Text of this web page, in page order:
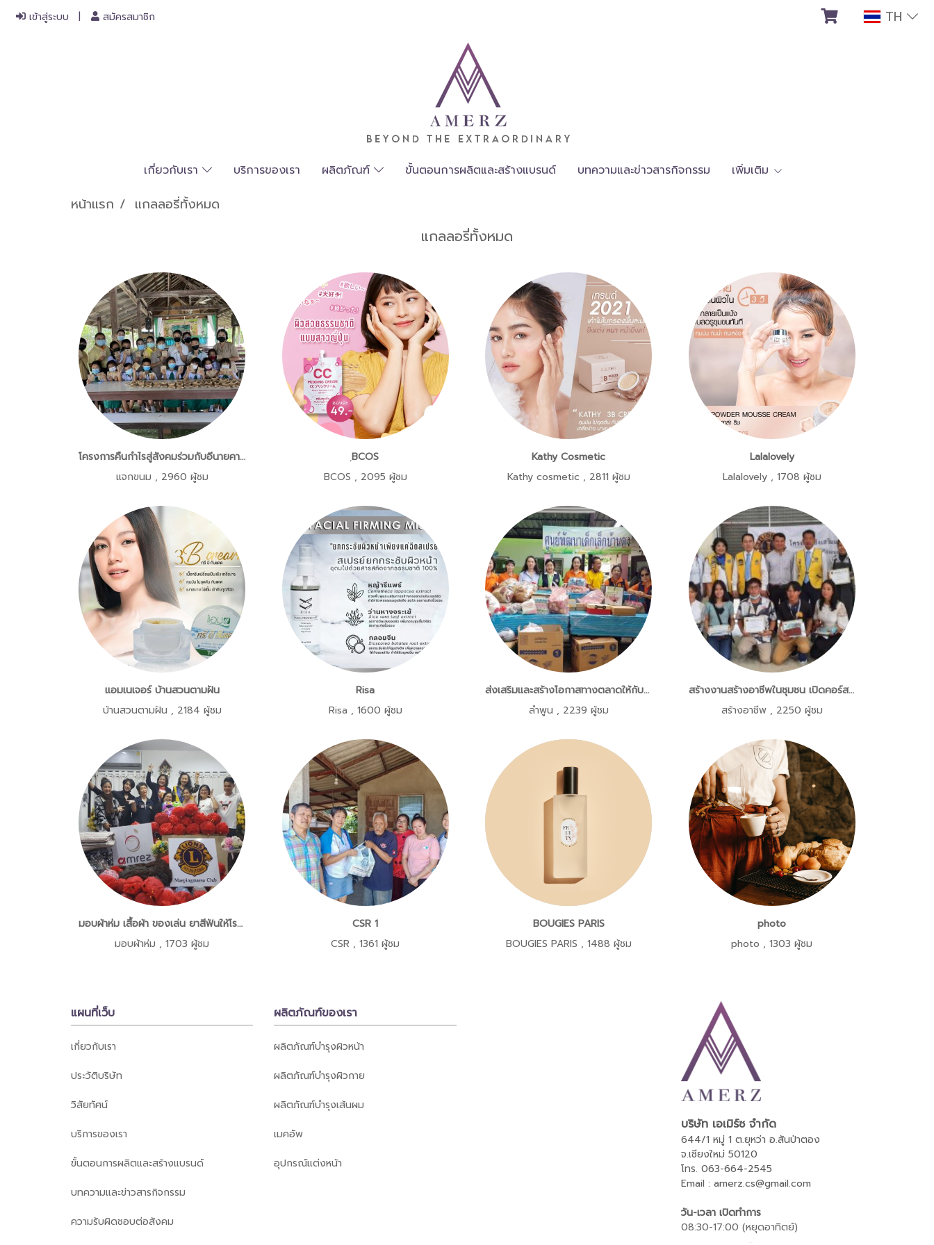
เข้าสู่ระบบ สมัครสมาชิก TH
เกี่ยวกับเรา บริการของเรา ผลิตภัณฑ์ ขั้นตอนการผลิตและสร้างแบรนด์ บทความและข่าวสารกิจกรรม เพิ่มเติม
หน้าแรก แกลลอรี่ทั้งหมด
แกลลอรี่ทั้งหมด
โครงการคืนกำไรสู่สังคมร่วมกับอีนายคาเฟ่แจกขนมกลางวันให้กับคุณครูและนักเรียนโรงเรียนสันป่าตองเทศบาลตำบลยุหว่า
แจกขนม , 2960 ผู้ชม
ฺBCOS
BCOS , 2095 ผู้ชม
Kathy Cosmetic
Kathy cosmetic , 2811 ผู้ชม
Lalalovely
Lalalovely, 1708 ผู้ชม
แอมเนเจอร์ บ้านสวนตามฝัน
บ้านสวนตามฝัน , 2184 ผู้ชม
Risa
Risa , 1600 ผู้ชม
ส่งเสริมและสร้างโอกาสทางตลาดให้กับกลุ่มทอผ้าบ้านห้วยหละ จ.ลำพูน
ลำพูน , 2239 ผู้ชม
สร้างงานสร้างอาชีพในชุมชน เปิดคอร์สสอนตัดผมฟรี และสนับสนุนอุปกรณ์ฟรีแก่ผู้ผ่านการอบรมเพื่อนำไปประกอบอาชีพ
สร้างอาชีพ, 2250 ผู้ชม
มอบผ้าห่ม เสื้อผ้า ของเล่น ยาสีฟันให้โรงเรียนห้วยปุลิง อ.อมก๋อย
มอบผ้าห่ม ,1703 ผู้ชม
CSR 1
CSR ,1361 ผู้ชม
BOUGIES PARIS
BOUGIES PARIS , 1488 ผู้ชม
photo
photo ,1303 ผู้ชม
แผนที่เว็บ
เกี่ยวกับเรา
ประวัติบริษัท
วิสัยทัศน์
บริการของเรา
ขั้นตอนการผลิตและสร้างแบรนด์
บทความและข่าวสารกิจกรรม
ความรับผิดชอบต่อสังคม
ผลิตภัณฑ์ของเรา
ผลิตภัณฑ์บำรุงผิวหน้า
ผลิตภัณฑ์บำรุงผิวกาย
ผลิตภัณฑ์บำรุงเส้นผม
เมคอัพ
อุปกรณ์แต่งหน้า
บริษัท เอเมิร์ซ จำกัด
644/1 หมู่ 1 ต.ยุหว่า อ.สันป่าตอง
จ.เชียงใหม่ 50120
โทร. 063-664-2545
Email : amerz.cs@gmail.com
วัน-เวลา เปิดทำการ
08:30-17:00 (หยุดอาทิตย์)